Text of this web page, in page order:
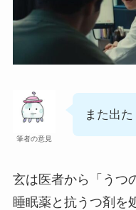
筆者の意見
また出た
玄は医者から「うつ
睡眠薬と抗うつ剤を